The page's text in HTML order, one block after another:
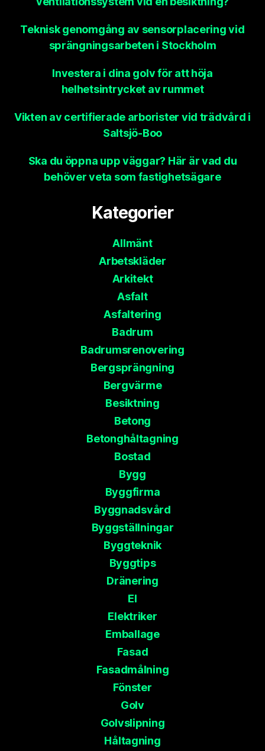
Teknisk genomgång av sensorplacering vid
sprängningsarbeten i Stockholm
Investera i dina golv för att höja
helhetsintrycket av rummet
Vikten av certifierade arborister vid trädvård i
Saltsjö-Boo
Ska du öppna upp väggar? Här är vad du
behöver veta som fastighetsägare
Kategorier
Allmänt
Arbetskläder
Arkitekt
Asfalt
Asfaltering
Badrum
Badrumsrenovering
Bergsprängning
Bergvärme
Besiktning
Betong
Betonghåltagning
Bostad
Bygg
Byggfirma
Byggnadsvård
Byggställningar
Byggteknik
Byggtips
Dränering
El
Elektriker
Emballage
Fasad
Fasadmålning
Fönster
Golv
Golvslipning
Håltagning